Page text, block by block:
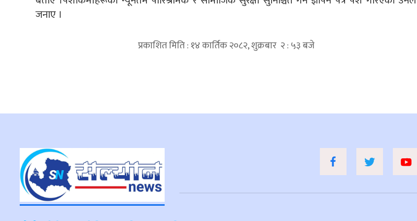
जनाए ।
प्रकाशित मिति : १४ कार्तिक २०८२, शुक्रबार २ : ५३ बजे